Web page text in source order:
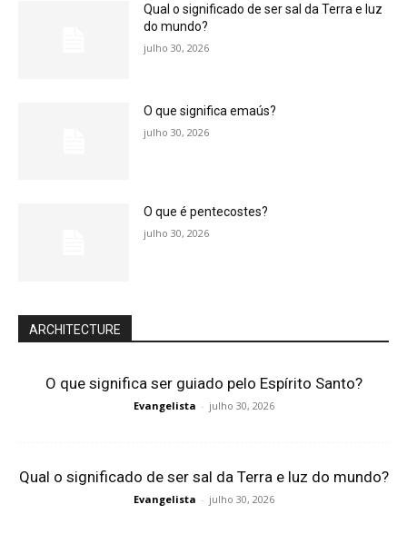
Qual o significado de ser sal da Terra e luz
do mundo?
julho 30, 2026
O que significa emaús?
julho 30, 2026
O que é pentecostes?
julho 30, 2026
ARCHITECTURE
O que significa ser guiado pelo Espírito Santo?
Evangelista - julho 30, 2026
Qual o significado de ser sal da Terra e luz do mundo?
Evangelista - julho 30, 2026